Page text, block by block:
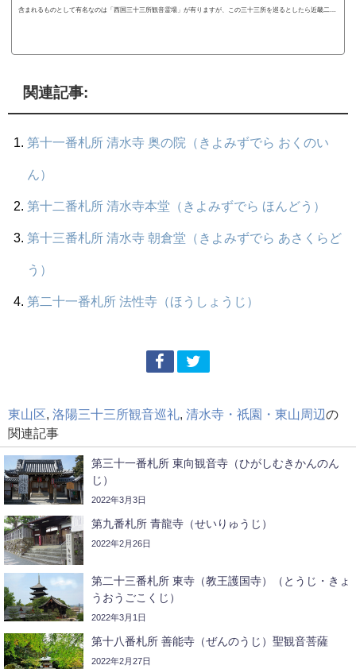
含まれるものとして有名なのは「西国三十三所観音霊場」が有りますが、この三十三所を巡るとしたら近畿二府
関連記事:
第十一番札所 清水寺 奥の院（きよみずでら おくのい
ん）
第十二番札所 清水寺本堂（きよみずでら ほんどう）
第十三番札所 清水寺 朝倉堂（きよみずでら あさくらど
う）
第二十一番札所 法性寺（ほうしょうじ）
東山区 洛陽三十三所観音巡礼 清水寺・祇園・東山周辺の
関連記事
第三十一番札所 東向観音寺（ひがしむきかんのん
じ）
2022年3月3日
第九番札所 青龍寺（せいりゅうじ）
2022年2月26日
第二十三番札所 東寺（教王護国寺）（とうじ・きょ
うおうごこくじ）
2022年3月1日
第十八番札所 善能寺（ぜんのうじ）聖観音菩薩
2022年2月27日